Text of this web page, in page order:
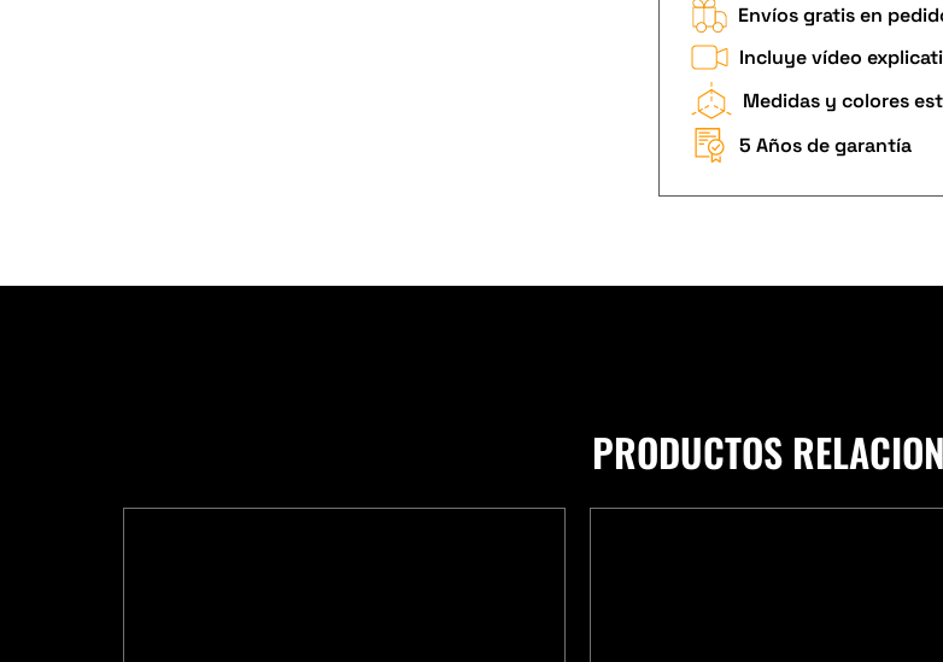
Envíos gratis en
Incluye vídeo
Medidas y colores
5 Años de garantía
PRODUCTOS